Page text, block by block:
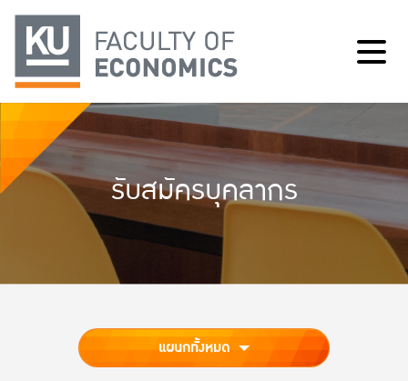
รับสมัครบุคลากร
แผนกทั้งหมด